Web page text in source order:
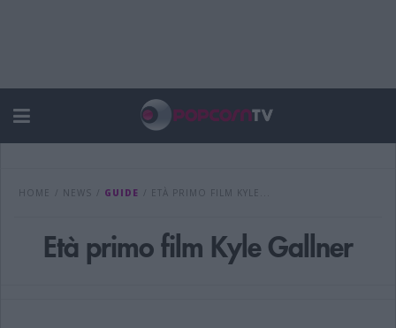
HOME NEWS GUIDE ETÀ PRIMO FILM KYLE...
Età primo film Kyle Gallner